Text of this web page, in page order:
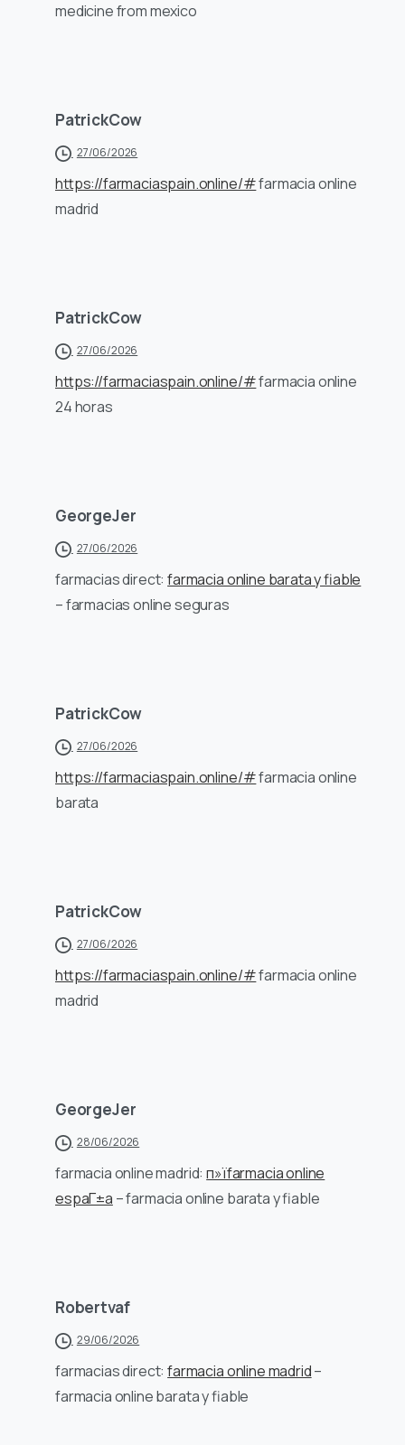
medicine from mexico
PatrickCow
27/06/2026
https://farmaciaspain.online/#farmacia online
madrid
PatrickCow
27/06/2026
https://farmaciaspain.online/#farmacia online
24 horas
GeorgeJer
27/06/2026
farmacias direct:farmacia online barata y fiable
– farmacias online seguras
PatrickCow
27/06/2026
https://farmaciaspain.online/#farmacia online
barata
PatrickCow
27/06/2026
https://farmaciaspain.online/#farmacia online
madrid
GeorgeJer
28/06/2026
farmacia online madrid:п»їfarmacia online
espaГ±a – farmacia online barata y fiable
Robertvaf
29/06/2026
farmacias direct:farmacia online madrid–
farmacia online barata y fiable